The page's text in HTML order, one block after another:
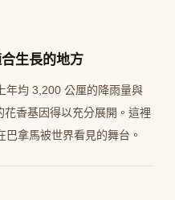
生長的地方
年均 3,200 公厘的降雨量與
香基因得以充分展開。這裡
拿馬被世界看見的舞台。